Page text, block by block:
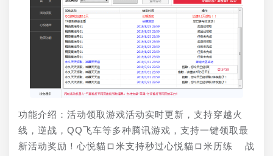
功能介绍：活动领取游戏活动实时更新，支持穿越火
线，逆战，QQ飞车等多种腾讯游戏，支持一键领取最
新活动奖励！心悦貓ロ米支持秒过心悦貓ロ米历练  战